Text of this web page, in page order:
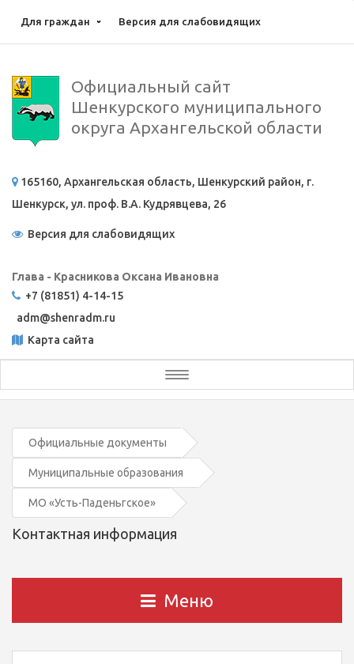
Для граждан Версия для слабовидящих
Официальный сайт
Шенкурского муниципального
округа Архангельской области
165160, Архангельская область, Шенкурский район, г.
Шенкурск, ул. проф. В.А. Кудрявцева, 26
Версия для слабовидящих
Глава - Красникова Оксана Ивановна
+7 (81851) 4-14-15
adm@shenradm.ru
Карта сайта
Toggle
navigation
Официальные документы
Муниципальные образования
МО «Усть-Паденьгское»
Контактная информация
Меню